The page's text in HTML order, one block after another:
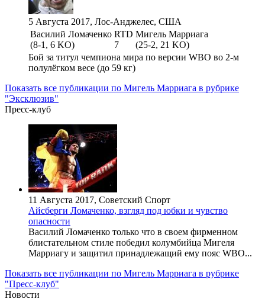
5 Августа 2017, Лос-Анджелес, США
Василий Ломаченко
(8-1, 6 KO)
RTD
7
Мигель Марриага
(25-2, 21 KO)
Бой за титул чемпиона мира по версии WBO во 2-м
полулёгком весе (до 59 кг)
Показать все публикации по Мигель Марриага в рубрике
"Эксклюзив"
Пресс-клуб
11 Августа 2017, Советский Спорт
Айсберги Ломаченко, взгляд под юбки и чувство
опасности
Василий Ломаченко только что в своем фирменном
блистательном стиле победил колумбийца Мигеля
Марриагу и защитил принадлежащий ему пояс WBO...
Показать все публикации по Мигель Марриага в рубрике
"Пресс-клуб"
Новости